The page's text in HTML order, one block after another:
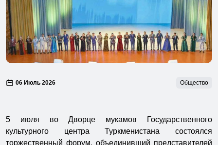
06 Июль 2026 Общество
5 июля во Дворце мукамов Государственного
культурного центра Туркменистана состоялся
торжественный форум, объединивший представителей